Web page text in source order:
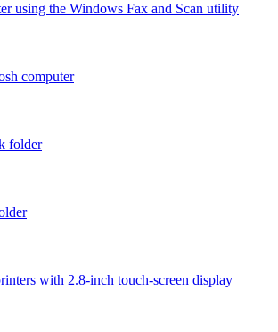
using the Windows Fax and Scan utility
computer
folder
with 2.8‑inch touch‑screen display